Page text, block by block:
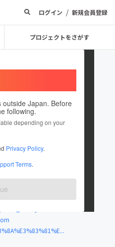
ログイン / 新規会員登録
プロジェクトをさがす
Japan. Before
following.
depending on your
Privacy Policy.
Terms.
ジェクトを投稿しています